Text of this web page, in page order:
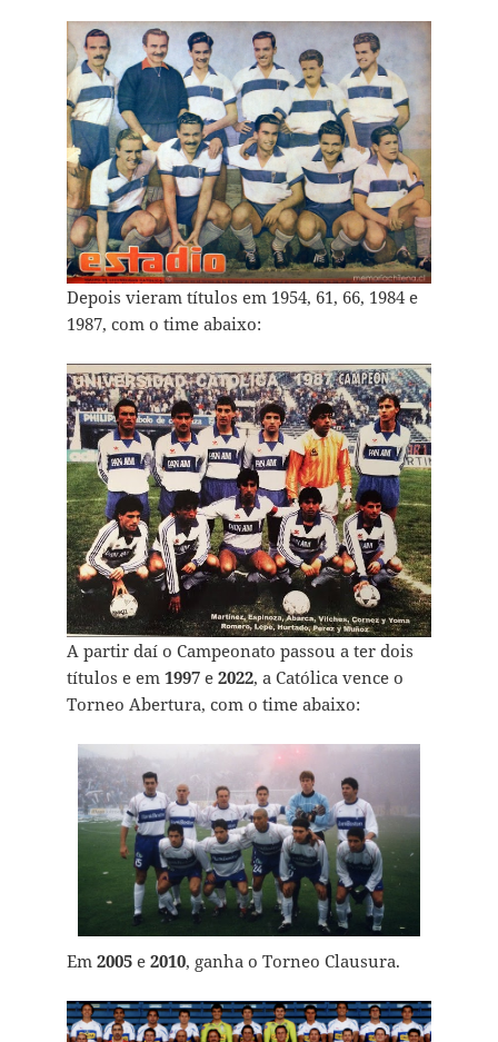
Depois vieram títulos em 1954, 61, 66, 1984 e
1987, com o time abaixo:
A partir daí o Campeonato passou a ter dois
títulos e em 1997e 2022, a Católica vence o
Torneo Abertura, com o time abaixo:
Em 2005e 2010, ganha o Torneo Clausura.